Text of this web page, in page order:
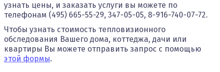
узнать цены, и заказать услуги вы можете по
телефонам (495) 665-55-29, 347-05-05, 8-916-740-07-72.
Чтобы узнать стоимость тепловизионного
обследования Вашего дома, коттеджа, дачи или
квартиры Вы можете отправить запрос с помощью
этой формы.